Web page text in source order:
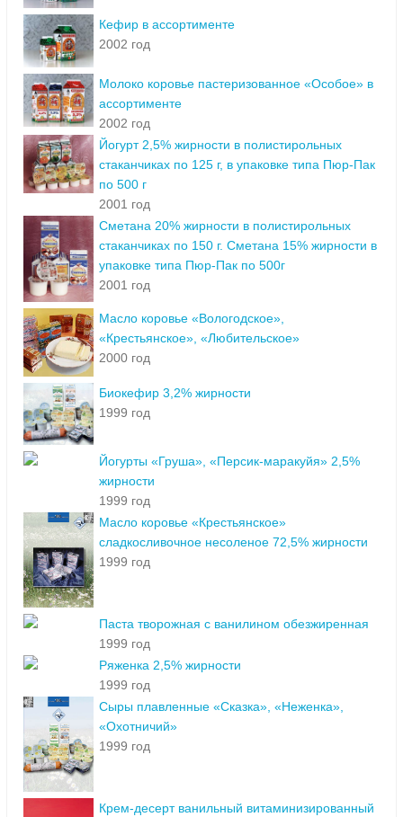
Кефир в ассортименте
2002 год
Молоко коровье пастеризованное «Особое» в
ассортименте
2002 год
Йогурт 2,5% жирности в полистирольных
стаканчиках по 125 г, в упаковке типа Пюр-Пак
по 500 г
2001 год
Сметана 20% жирности в полистирольных
стаканчиках по 150 г. Сметана 15% жирности в
упаковке типа Пюр-Пак по 500г
2001 год
Масло коровье «Вологодское»,
«Крестьянское», «Любительское»
2000 год
Биокефир 3,2% жирности
1999 год
Йогурты «Груша», «Персик-маракуйя» 2,5%
жирности
1999 год
Масло коровье «Крестьянское»
сладкосливочное несоленое 72,5% жирности
1999 год
Паста творожная с ванилином обезжиренная
1999 год
Ряженка 2,5% жирности
1999 год
Сыры плавленные «Сказка», «Неженка»,
«Охотничий»
1999 год
Крем-десерт ванильный витаминизированный